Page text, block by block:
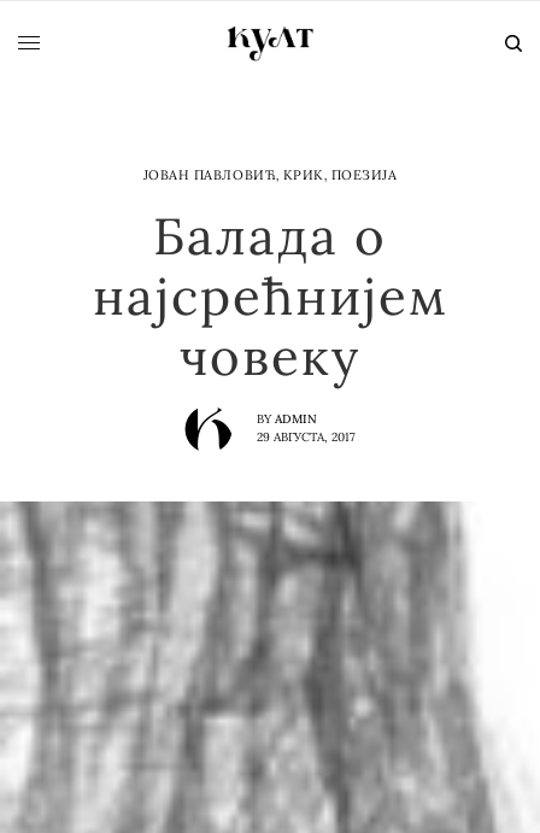
ЈОВАН ПАВЛОВИЋ, КРИК, ПОЕЗИЈА
Балада о
најсрећнијем
човеку
BY ADMIN
29 АВГУСТА, 2017